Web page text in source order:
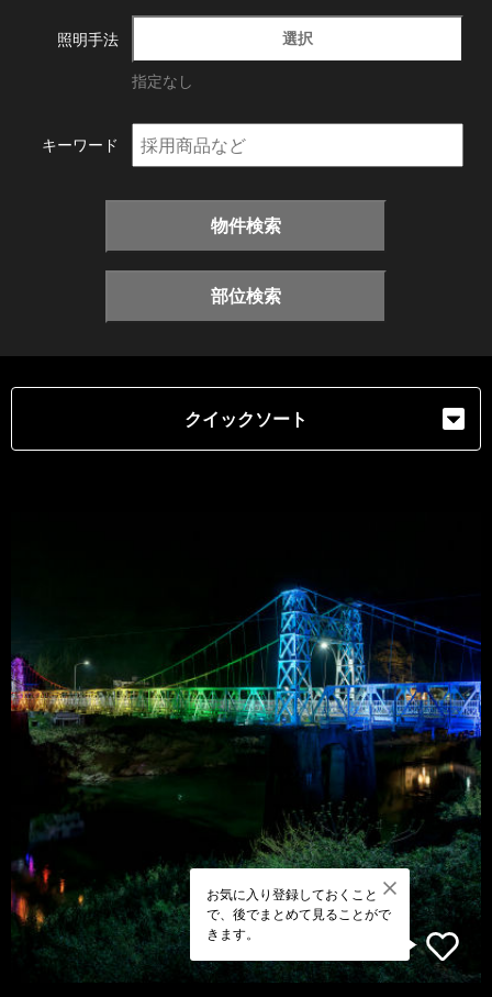
照明手法 選択
指定なし
キーワード
物件検索
部位検索
クイックソート
お気に入り登録しておくこと
で、後でまとめて見ることがで
きます。